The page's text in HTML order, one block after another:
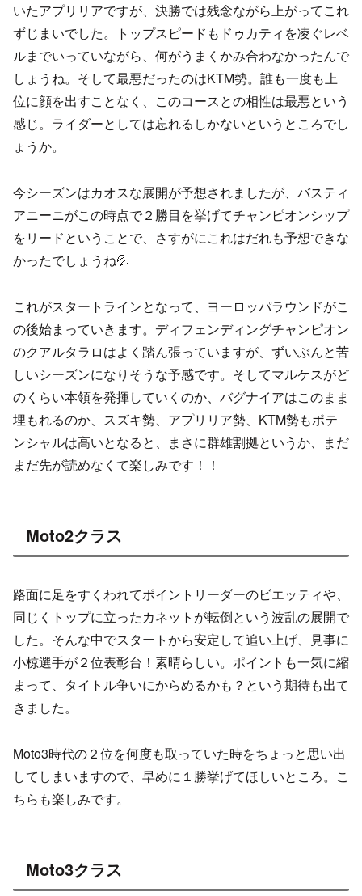
いたアプリリアですが、決勝では残念ながら上がってこれ
ずじまいでした。トップスピードもドゥカティを凌ぐレベ
ルまでいっていながら、何がうまくかみ合わなかったんで
しょうね。そして最悪だったのはKTM勢。誰も一度も上
位に顔を出すことなく、このコースとの相性は最悪という
感じ。ライダーとしては忘れるしかないというところでし
ょうか。
今シーズンはカオスな展開が予想されましたが、バスティ
アニーニがこの時点で２勝目を挙げてチャンピオンシップ
をリードということで、さすがにこれはだれも予想できな
かったでしょうね💦
これがスタートラインとなって、ヨーロッパラウンドがこ
の後始まっていきます。ディフェンディングチャンピオン
のクアルタラロはよく踏ん張っていますが、ずいぶんと苦
しいシーズンになりそうな予感です。そしてマルケスがど
のくらい本領を発揮していくのか、バグナイアはこのまま
埋もれるのか、スズキ勢、アプリリア勢、KTM勢もポテ
ンシャルは高いとなると、まさに群雄割拠というか、まだ
まだ先が読めなくて楽しみです！！
Moto2クラス
路面に足をすくわれてポイントリーダーのビエッティや、
同じくトップに立ったカネットが転倒という波乱の展開で
した。そんな中でスタートから安定して追い上げ、見事に
小椋選手が２位表彰台！素晴らしい。ポイントも一気に縮
まって、タイトル争いにからめるかも？という期待も出て
きました。
Moto3時代の２位を何度も取っていた時をちょっと思い出
してしまいますので、早めに１勝挙げてほしいところ。こ
ちらも楽しみです。
Moto3クラス